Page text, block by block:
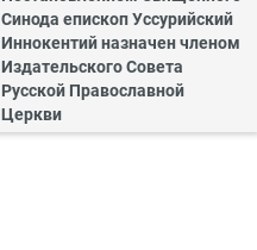
Синода епископ Уссурийский
Иннокентий назначен членом
Издательского Совета
Русской Православной
Церкви